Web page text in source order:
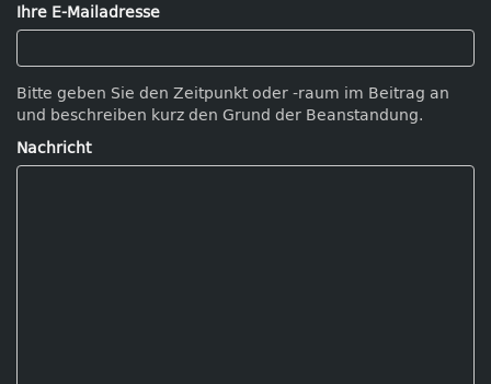
Ihre E-Mailadresse
Bitte geben Sie den Zeitpunkt oder -raum im Beitrag an
und beschreiben kurz den Grund der Beanstandung.
Nachricht